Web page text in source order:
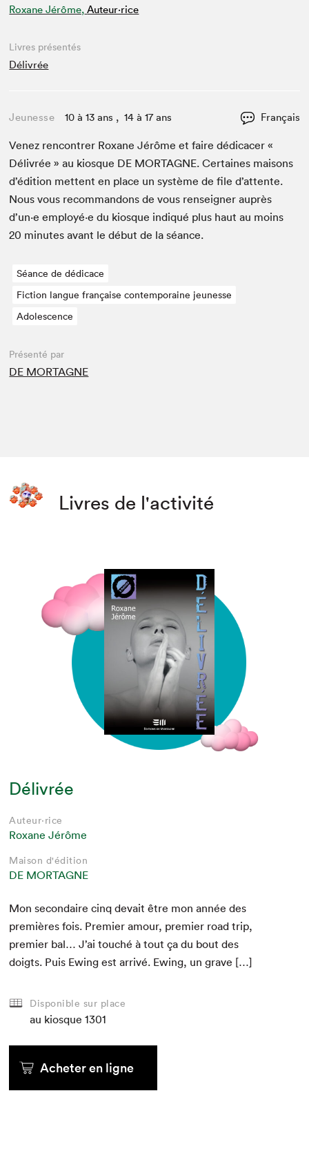
Roxane Jérôme, Auteur·rice
Livres présentés
Délivrée
Jeunesse 10 à 13 ans , 14 à 17 ans Français
Venez ren­con­tr­er Rox­ane Jérôme et faire dédi­cac­er «
Délivrée » au kiosque DE MORTAGNE. Cer­taines maisons
d’édi­tion met­tent en place un sys­tème de file d’at­tente.
Nous vous recom­man­dons de vous ren­seign­er auprès
d’un·e employé·e du kiosque indiqué plus haut au moins
20 min­utes avant le début de la séance.
Séance de dédicace
Fiction langue française contemporaine jeunesse
Adolescence
Présenté par
DE MORTAGNE
Livres de l'activité
Délivrée
Auteur·rice
Roxane Jérôme
Maison d'édition
DE MORTAGNE
Mon sec­ondaire cinq devait être mon année des
pre­mières fois. Pre­mier amour, pre­mier road trip,
pre­mier bal… J’ai touché à tout ça du bout des
doigts. Puis Ewing est arrivé. Ewing, un grave […]
Disponible sur place
au kiosque 1301
Acheter en ligne